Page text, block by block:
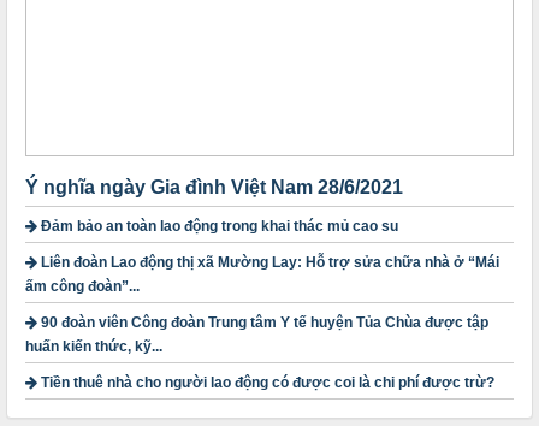
lượt xem: 1168 | lượt tải:298
1754/QĐ-TLĐ
Quyết định số 1754/QĐ-TLĐ Về việc ban hành Quy định về
nguyên tắc xây dựng và giao dự toán tài chính công đoàn
năm 2025
Thời gian đăng: 23/09/2024
lượt xem: 4198 | lượt tải:1314
3716/TLD-TC
Công văn hướng dẫn công tác quả lý tài chính, tài sản công
đoàn khi đơn vị sát nhập, chấm dứt hoạt động
Ý nghĩa ngày Gia đình Việt Nam 28/6/2021
Đảm bảo an toàn lao động trong khai thác mủ cao su
Liên đoàn Lao động thị xã Mường Lay: Hỗ trợ sửa chữa nhà ở “Mái
ấm công đoàn”...
90 đoàn viên Công đoàn Trung tâm Y tế huyện Tủa Chùa được tập
huấn kiến thức, kỹ...
Tiền thuê nhà cho người lao động có được coi là chi phí được trừ?